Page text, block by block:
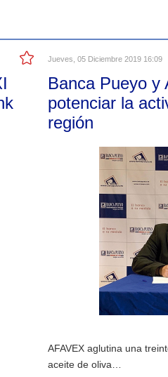
Jueves, 05 Diciembre 2019 16:09
Banca Pueyo y
potenciar la
región
AFAVEX aglutina una
aceite de oliva…